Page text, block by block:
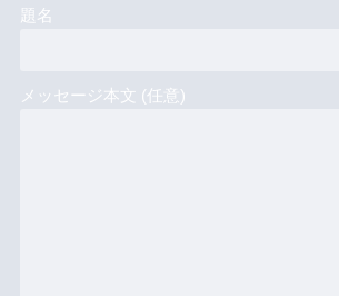
題名
メッセージ本文 (任意)